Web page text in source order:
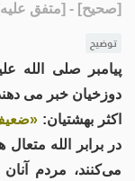
[صحیح] - [متفق
توضیح
پیامبر صلی الله
دوزخیان خبر می
اکثر بهشتیان:
در برابر الله متعال
می‌کنند، مردم